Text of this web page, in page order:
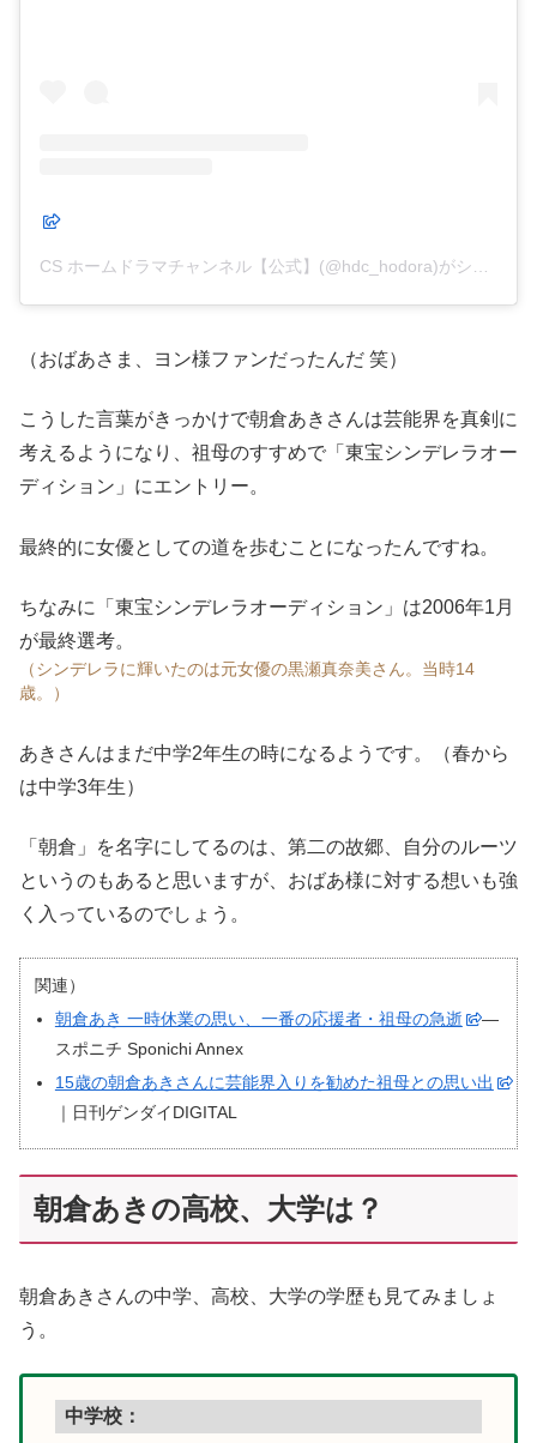
（おばあさま、ヨン様ファンだったんだ 笑）
こうした言葉がきっかけで朝倉あきさんは芸能界を真剣に
考えるようになり、祖母のすすめで「東宝シンデレラオー
ディション」にエントリー。
最終的に女優としての道を歩むことになったんですね。
ちなみに「東宝シンデレラオーディション」は2006年1月
が最終選考。
（シンデレラに輝いたのは元女優の黒瀬真奈美さん。当時14
歳。）
あきさんはまだ中学2年生の時になるようです。（春から
は中学3年生）
「朝倉」を名字にしてるのは、第二の故郷、自分のルーツ
というのもあると思いますが、おばあ様に対する想いも強
く入っているのでしょう。
関連）
朝倉あき 一時休業の思い、一番の応援者・祖母の急逝
―
スポニチ Sponichi Annex
15歳の朝倉あきさんに芸能界入りを勧めた祖母との思い出
｜日刊ゲンダイDIGITAL
朝倉あきの高校、大学は？
朝倉あきさんの中学、高校、大学の学歴も見てみましょ
う。
中学校：